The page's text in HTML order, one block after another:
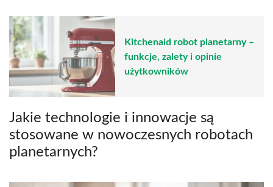
Kitchenaid robot planetarny –
funkcje, zalety i opinie
użytkowników
Jakie technologie i innowacje są
stosowane w nowoczesnych robotach
planetarnych?